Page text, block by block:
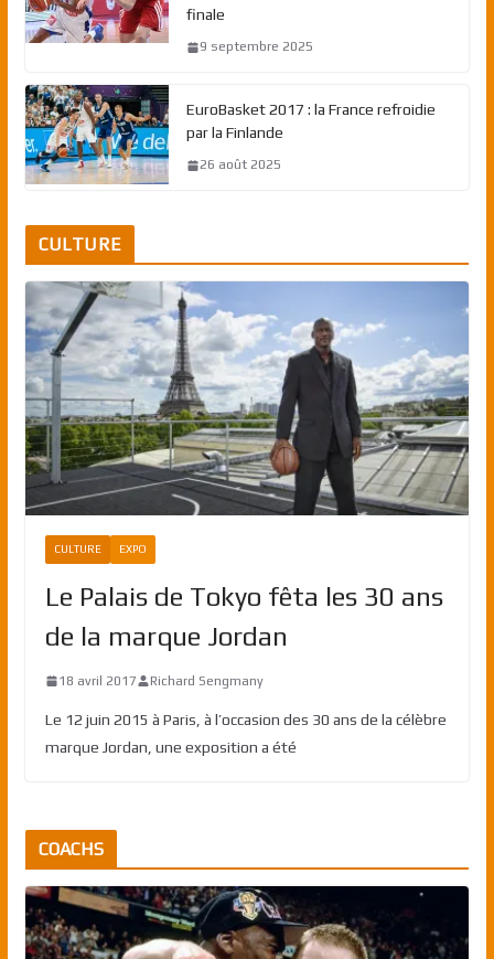
finale
9 septembre 2025
EuroBasket 2017 : la France refroidie
par la Finlande
26 août 2025
CULTURE
CULTURE EXPO
Le Palais de Tokyo fêta les 30 ans
de la marque Jordan
18 avril 2017 Richard Sengmany
Le 12 juin 2015 à Paris, à l’occasion des 30 ans de la célèbre
marque Jordan, une exposition a été
COACHS